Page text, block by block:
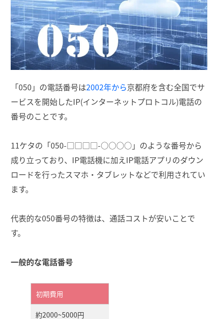
「050」の電話番号は2002年から京都府を含む全国でサ
ービスを開始したIP(インターネットプロトコル)電話の
番号のことです。
11ケタの「050-□□□□-○○○○」のような番号から
成り立っており、IP電話機に加えIP電話アプリのダウン
ロードを行ったスマホ・タブレットなどで利用されてい
ます。
代表的な050番号の特徴は、通話コストが安いことで
す。
一般的な電話番号
初期費用
約2000~5000円